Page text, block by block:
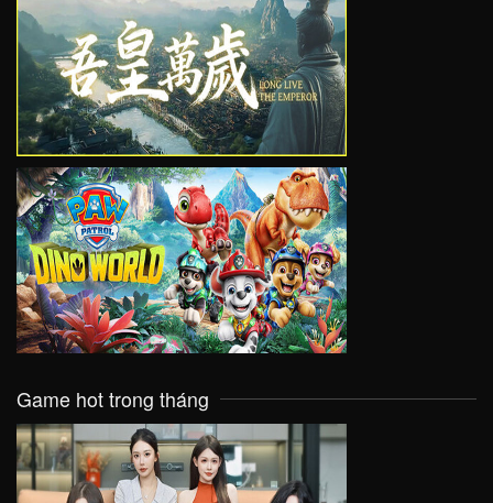
VIEW
VIEW
Game hot trong tháng